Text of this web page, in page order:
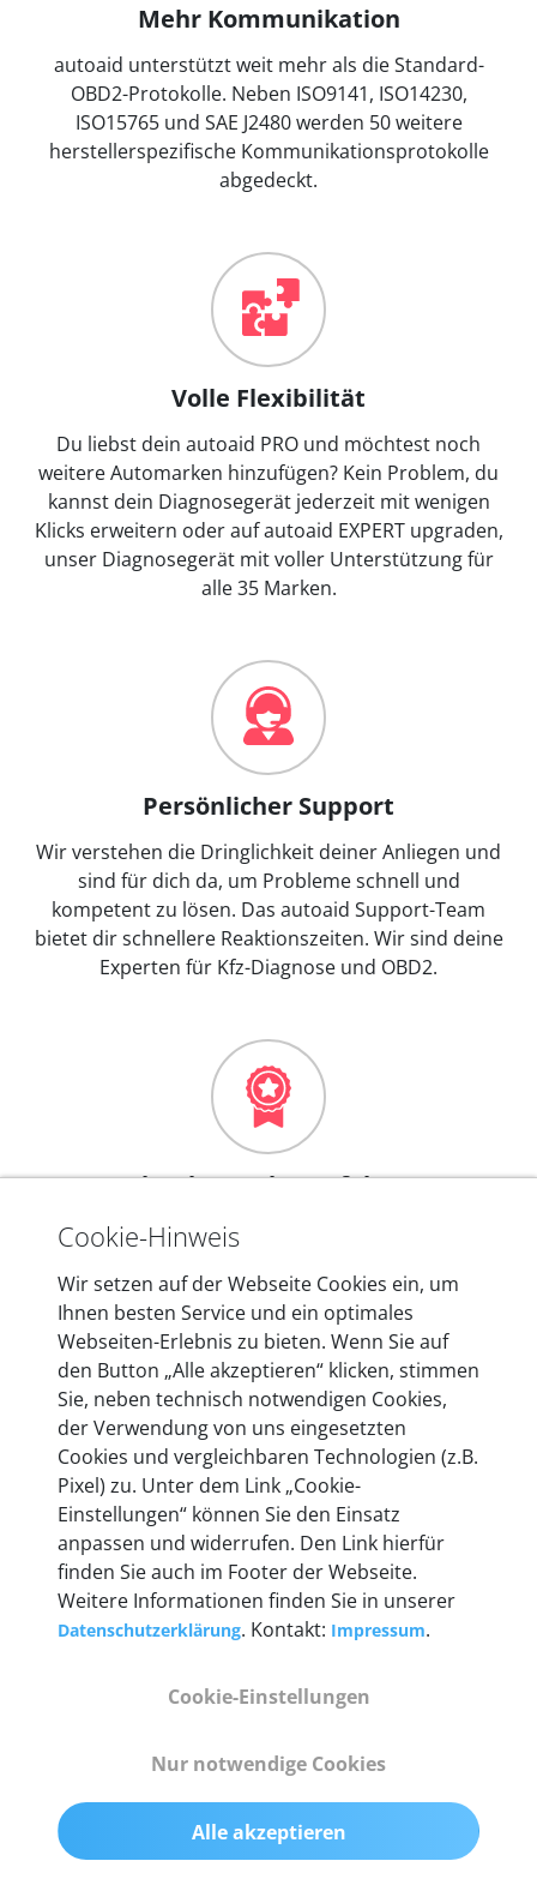
Mehr Kommunikation
autoaid unterstützt weit mehr als die Standard-
OBD2-Protokolle. Neben ISO9141, ISO14230,
ISO15765 und SAE J2480 werden 50 weitere
herstellerspezifische Kommunikationsprotokolle
abgedeckt.
Volle Flexibilität
Du liebst dein autoaid PRO und möchtest noch
weitere Automarken hinzufügen? Kein Problem, du
kannst dein Diagnosegerät jederzeit mit wenigen
Klicks erweitern oder auf autoaid EXPERT upgraden,
unser Diagnosegerät mit voller Unterstützung für
alle 35 Marken.
Persönlicher Support
Wir verstehen die Dringlichkeit deiner Anliegen und
sind für dich da, um Probleme schnell und
kompetent zu lösen. Das autoaid Support-Team
bietet dir schnellere Reaktionszeiten. Wir sind deine
Experten für Kfz-Diagnose und OBD2.
Mehr als 10 Jahre Erfahrung
In den Kfz-Diagnosegeräten von autoaid stecken
entwickeln wir unsere Produkte am Standort in
Berlin laufend weiter. Auf diese Qualität vertrauen
heute mehr als 60.000 Privatkunden und
Unternehmen.
Technische Details &
Lieferumfang
55 mm x 25 mm x 12 mm
200 g
Cookie-Hinweis
Wir setzen auf der Webseite Cookies ein, um
Ihnen besten Service und ein optimales
Webseiten-Erlebnis zu bieten. Wenn Sie auf
den Button „Alle akzeptieren“ klicken, stimmen
Sie, neben technisch notwendigen Cookies,
der Verwendung von uns eingesetzten
Cookies und vergleichbaren Technologien (z.B.
Pixel) zu. Unter dem Link „Cookie-
Einstellungen“ können Sie den Einsatz
anpassen und widerrufen. Den Link hierfür
finden Sie auch im Footer der Webseite.
Weitere Informationen finden Sie in unserer
Datenschutzerklärung. Kontakt: Impressum.
Cookie-Einstellungen
Nur notwendige Cookies
Alle akzeptieren